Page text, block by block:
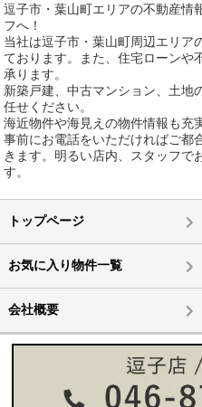
逗子市・葉山町エリアの不動産情
フへ！
当社は逗子市・葉山町周辺エリア
ております。また、住宅ローンや
承ります。
新築戸建、中古マンション、土地
任せください。
海近物件や海見えの物件情報も充
事前にお電話をいただければご都
きます。明るい店内、スタッフで
す。
トップページ
お気に入り物件一覧
会社概要